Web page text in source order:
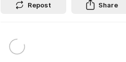
Repost Share